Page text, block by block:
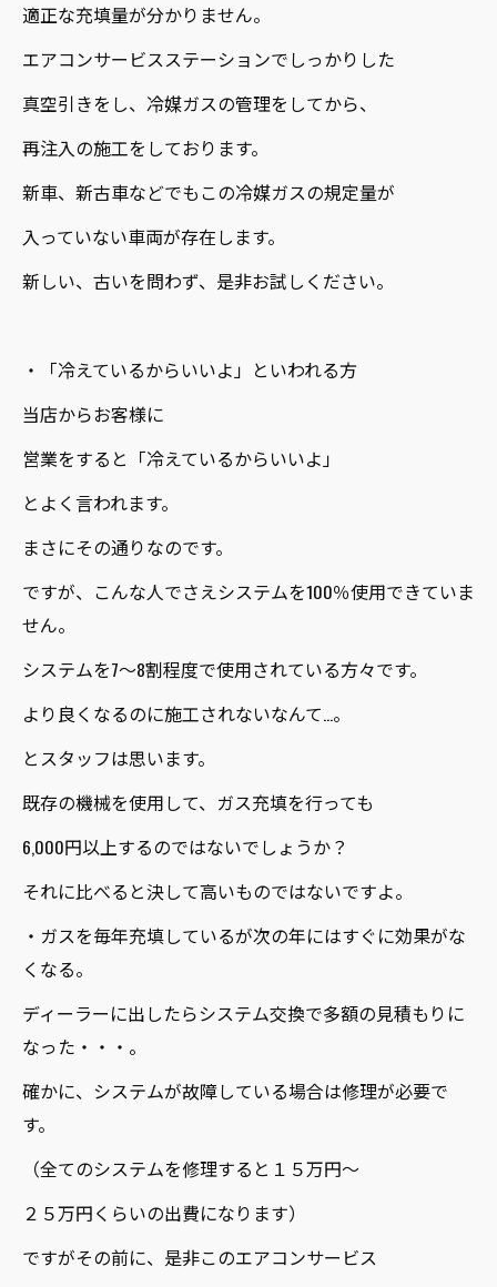
適正な充填量が分かりません。
エアコンサービスステーションでしっかりした
真空引きをし、冷媒ガスの管理をしてから、
再注入の施工をしております。
新車、新古車などでもこの冷媒ガスの規定量が
入っていない車両が存在します。
新しい、古いを問わず、是非お試しください。
・「冷えているからいいよ」といわれる方
当店からお客様に
営業をすると「冷えているからいいよ」
とよく言われます。
まさにその通りなのです。
ですが、こんな人でさえシステムを100％使用できていま
せん。
システムを7～8割程度で使用されている方々です。
より良くなるのに施工されないなんて…。
とスタッフは思います。
既存の機械を使用して、ガス充填を行っても
6,000円以上するのではないでしょうか？
それに比べると決して高いものではないですよ。
・ガスを毎年充填しているが次の年にはすぐに効果がな
くなる。
ディーラーに出したらシステム交換で多額の見積もりに
なった・・・。
確かに、システムが故障している場合は修理が必要で
す。
（全てのシステムを修理すると１５万円～
２５万円くらいの出費になります）
ですがその前に、是非このエアコンサービス